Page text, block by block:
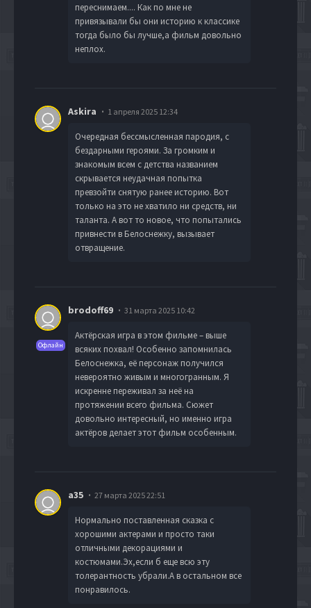
переснимаем.... Как по мне не
привязывали бы они историю к классике
тогда было бы лучше,а фильм довольно
неплох.
Askira 1 апреля 2025 12:34
Очередная бессмысленная пародия, с
бездарными героями. За громким и
знакомым всем с детства названием
скрывается неудачная попытка
превзойти снятую ранее историю. Вот
только на это не хватило ни средств, ни
таланта. А вот то новое, что попытались
привнести в Белоснежку, вызывает
отвращение.
Офлайн
brodoff69 31 марта 2025 10:42
Актёрская игра в этом фильме – выше
всяких похвал! Особенно запомнилась
Белоснежка, её персонаж получился
невероятно живым и многогранным. Я
искренне переживал за неё на
протяжении всего фильма. Сюжет
довольно интересный, но именно игра
актёров делает этот фильм особенным.
a35 27 марта 2025 22:51
Нормально поставленная сказка с
хорошими актерами и просто таки
отличными декорациями и
костюмами.Эх,если б еще всю эту
толерантность убрали.А в остальном все
понравилось.